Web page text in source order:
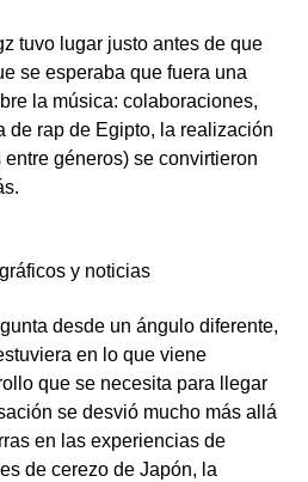
tuvo lugar justo antes de que
se esperaba que fuera una
la música: colaboraciones,
de rap de Egipto, la realización
géneros) se convirtieron
y noticias
desde un ángulo diferente,
en lo que viene
que se necesita para llegar
se desvió mucho más allá
en las experiencias de
de cerezo de Japón, la